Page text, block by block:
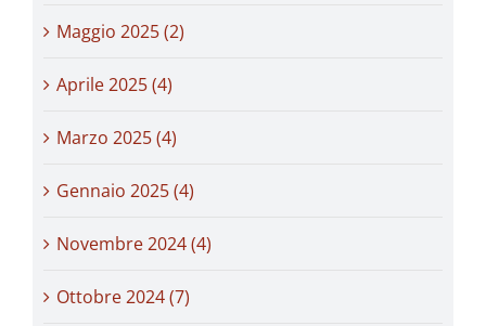
Maggio 2025 (2)
Aprile 2025 (4)
Marzo 2025 (4)
Gennaio 2025 (4)
Novembre 2024 (4)
Ottobre 2024 (7)